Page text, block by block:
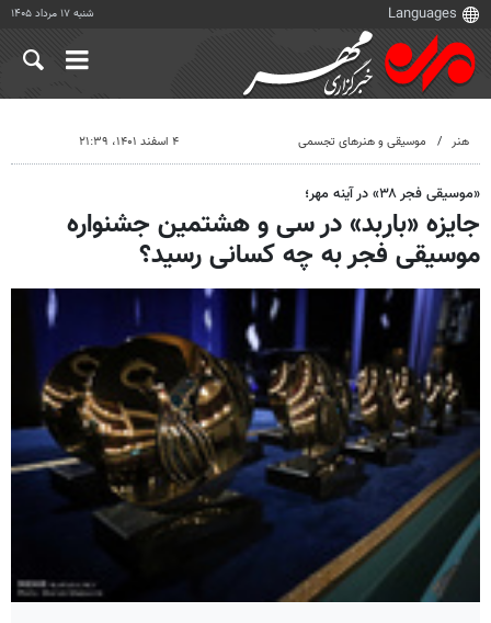
شنبه ۱۷ مرداد ۱۴۰۵
هنر موسیقی و هنرهای تجسمی ۴ اسفند ۱۴۰۱، ۲۱:۳۹
«موسیقی فجر ۳۸» در آینه مهر؛
جایزه «باربد» در سی و هشتمین جشنواره
موسیقی فجر به چه کسانی رسید؟